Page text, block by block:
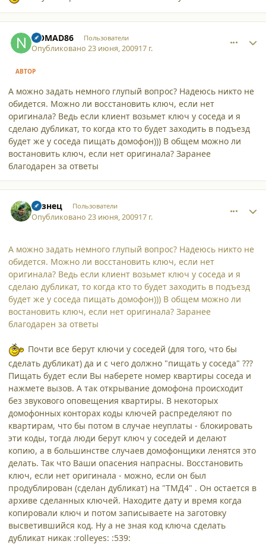
NOMAD86 Пользователи
Опубликовано23 июня, 200917 г.
АВТОР
А можно задать немного глупый вопрос? Надеюсь никто не
обидется. Можно ли восстановить ключ, если нет
оригинала? Ведь если клиент возьмет ключ у соседа и я
сделаю дубликат, то когда кто то будет заходить в подъезд
будет же у соседа пищать домофон))) В общем можно ли
востановить ключ, если нет оригинала? Заранее
благодарен за ответы
Кузнец Пользователи
Опубликовано23 июня, 200917 г.
А можно задать немного глупый вопрос? Надеюсь никто не
обидется. Можно ли восстановить ключ, если нет
оригинала? Ведь если клиент возьмет ключ у соседа и я
сделаю дубликат, то когда кто то будет заходить в подъезд
будет же у соседа пищать домофон))) В общем можно ли
востановить ключ, если нет оригинала? Заранее
благодарен за ответы
Почти все берут ключи у соседей (для того, что бы
сделать дубликат) да и с чего должно "пищать у соседа" ???
Пищать будет если Вы наберете номер квартиры соседа и
нажмете вызов. А так открывание домофона происходит
без звукового оповещения квартиры. В некоторых
домофонных конторах коды ключей распределяют по
квартирам, что бы потом в случае неуплаты - блокировать
эти коды, тогда люди берут ключ у соседей и делают
копию, а в большинстве случаев домофонщики ленятся это
делать. Так что Ваши опасения напрасны. Восстановить
ключ, если нет оригинала - можно, если он был
продублирован (сделан дубликат) на "ТМД4" . Он остается в
архиве сделанных ключей. Находите дату и время когда
копировали ключ и потом записываете на заготовку
высветившийся код. Ну а не зная код ключа сделать
дубликат никак :rolleyes: :539: